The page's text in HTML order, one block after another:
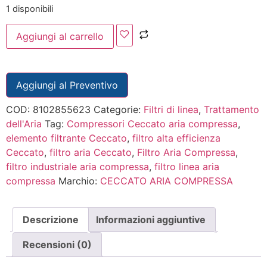
1 disponibili
Aggiungi al carrello
Aggiungi al Preventivo
COD: 8102855623 Categorie: Filtri di linea, Trattamento
dell'Aria Tag: Compressori Ceccato aria compressa,
elemento filtrante Ceccato, filtro alta efficienza
Ceccato, filtro aria Ceccato, Filtro Aria Compressa,
filtro industriale aria compressa, filtro linea aria
compressa Marchio: CECCATO ARIA COMPRESSA
Descrizione Informazioni aggiuntive
Recensioni (0)